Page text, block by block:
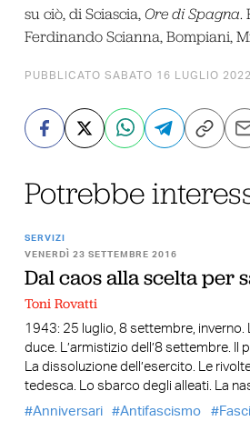
su ciò, di Sciascia, Ore di Spagna.
Ferdinando Scianna, Bompiani,
PUBBLICATO SABATO 16 LUGLIO 2022
Potrebbe
SERVIZI
VENERDÌ 23 SETTEMBRE 2016
Dal caos alla scelta per
Toni Rovatti
1943: 25 luglio, 8 settembre, inverno.
duce. L’armistizio dell’8 settembre. Il
La dissoluzione dell’esercito. Le
tedesca. Lo sbarco degli alleati. La
Anniversari
Antifascismo